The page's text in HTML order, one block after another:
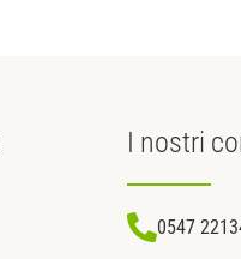
I nostri
0547